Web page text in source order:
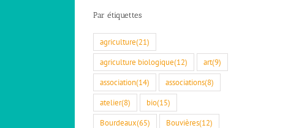
Par étiquettes
agriculture(21)
agriculture biologique(12) art(9)
association(14) associations(8)
atelier(8) bio(15)
Bourdeaux(65) Bouvières(12)